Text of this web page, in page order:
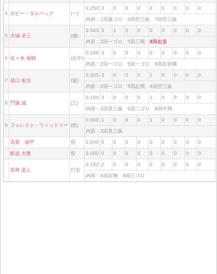
4 ボビー・ダルベック (一)
0.250 3 0 0 0 2 0 0 0 0
内容：1回遊ゴロ 4回空三振 7回空三振
5 大城 卓三 (捕)
0.343 3 1 0 0 0 0 0 0 0
内容：2回一ゴロ 5回三飛 8回右安
6 佐々木 俊輔 (右中)
0.246 3 0 0 0 0 0 0 0 0
内容：2回一ゴロ 5回一ゴロ 8回左邪飛
7 泉口 友汰 (遊)
0.205 3 0 0 0 1 0 0 0 0
内容：2回一ゴロ 5回左飛 8回空三振
8 門脇 誠 (三)
0.160 3 0 0 0 1 0 0 0 0
内容：3回見三振 6回二ゴロ 8回中飛
9 フォレスト・ウィットリー (投)
0.000 1 0 0 0 1 0 0 0 0
内容：3回見三振
高梨 雄平 投 0.000 0 0 0 0 0 0 0 0 0
船迫 大雅 投 0.000 0 0 0 0 0 0 0 0 0
若林 楽人 打右
0.192 2 0 0 0 0 0 0 0 0
内容：6回右飛 9回三ゴロ